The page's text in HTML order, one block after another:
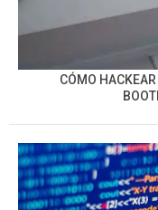
CÓMO